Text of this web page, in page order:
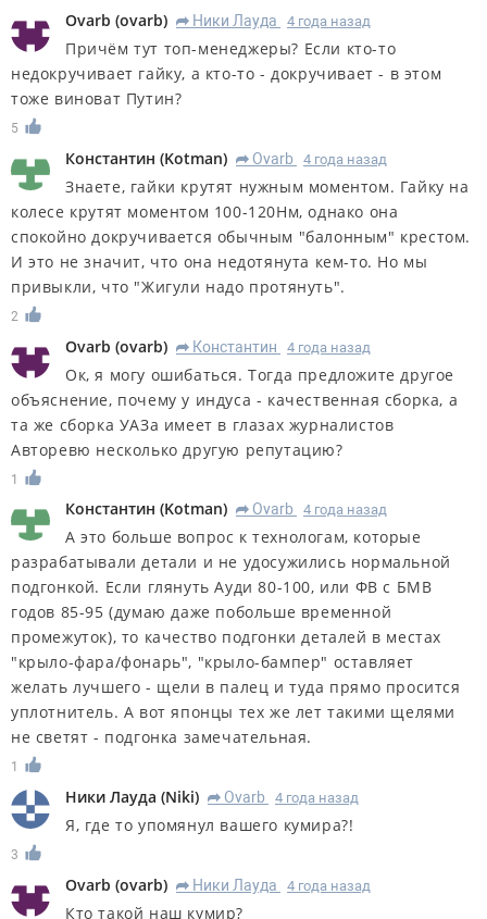
Ovarb (ovarb) R Ники Лауда 4 года назад
Причём тут топ-менеджеры? Если кто-то
недокручивает гайку, а кто-то - докручивает - в этом
тоже виноват Путин?
5
Константин (Kotman) R Ovarb 4 года назад
Знаете, гайки крутят нужным моментом. Гайку на
колесе крутят моментом 100-120Нм, однако она
спокойно докручивается обычным "балонным" крестом.
И это не значит, что она недотянута кем-то. Но мы
привыкли, что "Жигули надо протянуть".
2
Ovarb (ovarb) R Константин 4 года назад
Ок, я могу ошибаться. Тогда предложите другое
объяснение, почему у индуса - качественная сборка, а
та же сборка УАЗа имеет в глазах журналистов
Авторевю несколько другую репутацию?
1
Константин (Kotman) R Ovarb 4 года назад
А это больше вопрос к технологам, которые
разрабатывали детали и не удосужились нормальной
подгонкой. Если глянуть Ауди 80-100, или ФВ с БМВ
годов 85-95 (думаю даже побольше временной
промежуток), то качество подгонки деталей в местах
"крыло-фара/фонарь", "крыло-бампер" оставляет
желать лучшего - щели в палец и туда прямо просится
уплотнитель. А вот японцы тех же лет такими щелями
не светят - подгонка замечательная.
1
Ники Лауда (Niki) R Ovarb 4 года назад
Я, где то упомянул вашего кумира?!
3
Ovarb (ovarb) R Ники Лауда 4 года назад
Кто такой наш кумир?